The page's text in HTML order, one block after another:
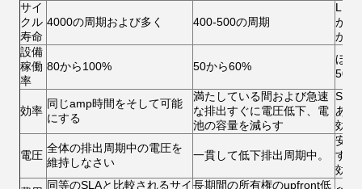
サイ
クル
寿命
4000の周期および多く 400-500の周期
LFP
がで
か持
設備
稼働
率
80から100% 50から60%
ほと
50%
効率
同じamp時間をそして可能
にする
満たしている間および急速
な排出すぐに電圧低下、電
池の容量を減らす
SLA
ある
効率
電圧
全体の排出周期中の電圧を
維持しなさい
一貫して低下排出周期中。
安定
すば
効率
同等のSLAと比較されるサイ長期間の所有権のupfront低